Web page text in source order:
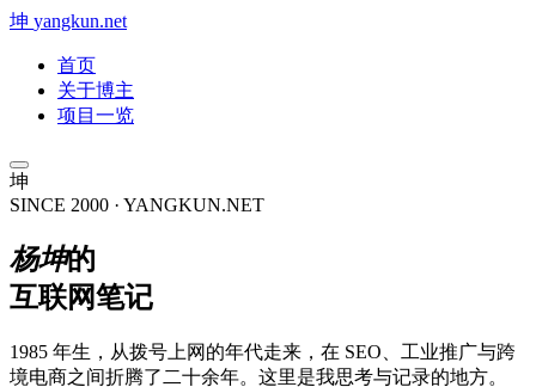
坤 yangkun.net
首页
关于博主
项目一览
坤
SINCE 2000 · YANGKUN.NET
杨坤的
互联网笔记
1985 年生，从拨号上网的年代走来，在 SEO、工业推广与跨
境电商之间折腾了二十余年。这里是我思考与记录的地方。